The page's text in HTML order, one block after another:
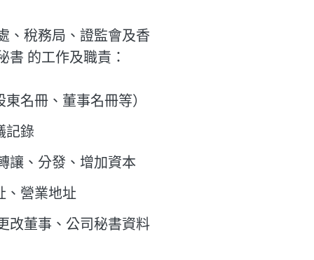
、稅務局、證監會及香
書 的工作及職責：
名冊、董事名冊等）
記錄
讓、分發、增加資本
、營業地址
改董事、公司秘書資料